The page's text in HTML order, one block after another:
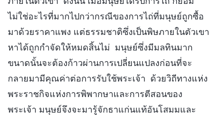
ไม่ใช่อะไรที่มากไปกว่ากรณีของการไถ่ที่มนุษย์ถูกซื้อ
มาด้วยราคาแพง แต่ธรรมชาติซึ่งเป็นพิษภายในตัวเขา
หาได้ถูกกำจัดให้หมดสิ้นไม่ มนุษย์ซึ่งมีมลทินมาก
ขนาดนั้นจะต้องก้าวผ่านการเปลี่ยนแปลงก่อนที่จะ
กลายมามีคุณค่าต่อการรับใช้พระเจ้า ด้วยวิถีทางแห่ง
พระราชกิจแห่งการพิพากษาและการตีสอนของ
พระเจ้า มนุษย์จึงจะมารู้จักธาแก่นแท้อันโสมมและ